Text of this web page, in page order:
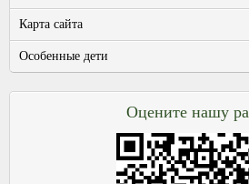
Карта сайта
Особенные дети
Оцените нашу